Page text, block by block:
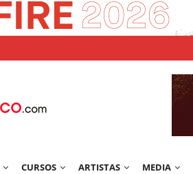
CURSOS ARTISTAS MEDIA